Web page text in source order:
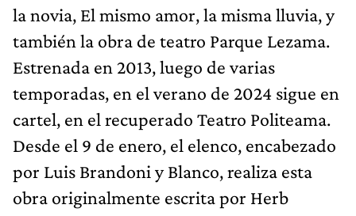
la novia, El mismo amor, la misma lluvia, y
también la obra de teatro Parque Lezama.
Estrenada en 2013, luego de varias
temporadas, en el verano de 2024 sigue en
cartel, en el recuperado Teatro Politeama.
Desde el 9 de enero, el elenco, encabezado
por Luis Brandoni y Blanco, realiza esta
obra originalmente escrita por Herb